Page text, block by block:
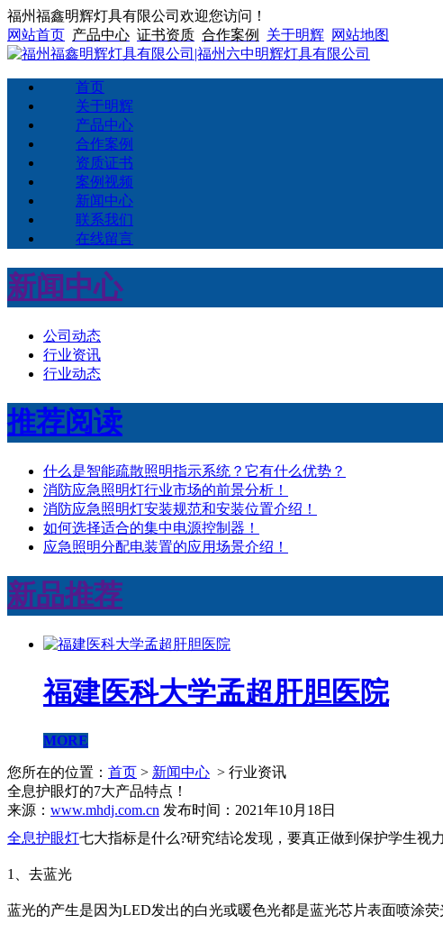
福州福鑫明辉灯具有限公司欢迎您访问！
网站首页 产品中心 证书资质 合作案例 关于明辉 网站地图
首页
关于明辉
产品中心
合作案例
资质证书
案例视频
新闻中心
联系我们
在线留言
新闻中心
公司动态
行业资讯
行业动态
推荐阅读
什么是智能疏散​照明指示系统？它有什么优势？
消防应急照明灯行业市场的前景分析！
消防应急照明灯安装规范和安装位置介绍！
如何选择适合的集中电源控制器！
应急照明分配电装置的应用场景介绍！
新品推荐
福建医科大学孟超肝胆医院
MORE
您所在的位置： 首页 > 新闻中心 > 行业资讯
全息护眼灯的7大产品特点！
来源： www.mhdj.com.cn 发布时间：2021年10月18日
全息护眼灯七大指标是什么?研究结论发现，要真正做到保护学生视
1、去蓝光
蓝光的产生是因为LED发出的白光或暖色光都是蓝光芯片表面喷涂